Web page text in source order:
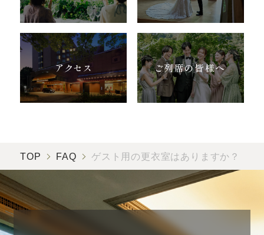
ブライダルフェア
ホテル椿山荘東京
定休日
火曜日（祝除く）
東京都文京区関口2-10-8
ホテルサイト
アクセス ご列席の皆様へ
TOP FAQ ゲスト用の更衣室はありますか？